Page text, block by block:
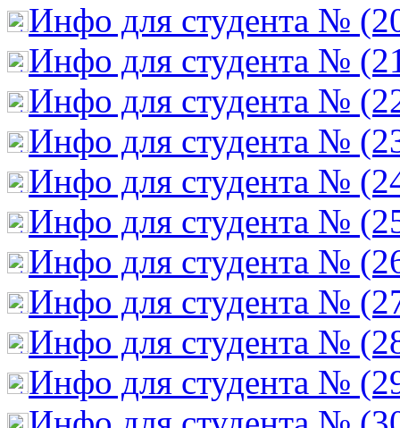
Инфо для студента №
Инфо для студента №
Инфо для студента №
Инфо для студента №
Инфо для студента №
Инфо для студента №
Инфо для студента №
Инфо для студента №
Инфо для студента №
Инфо для студента №